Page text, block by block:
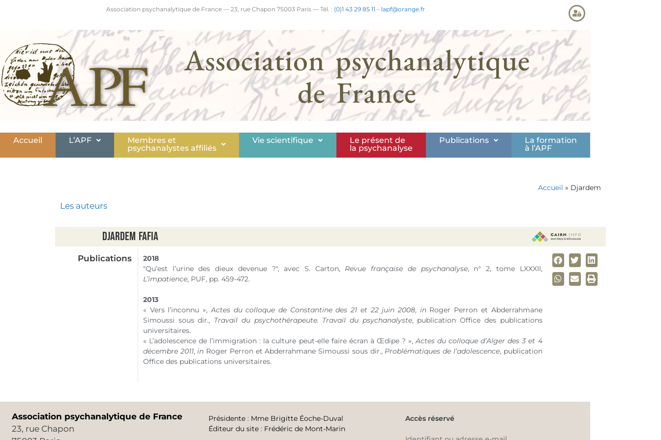
Association psychanalytique de France — 23, rue Chapon 75003 Paris — Tél. : (0)1 43 29 85 11 – lapf@orange.fr
Association psychanalytique
de France
Accueil L’APF
Membres et
psychanalystes affiliés
Vie scientifique
Le présent de
la psychanalyse
Publications
La formation
à l’APF
Accueil » Djardem
Les auteurs
Djardem Fafia
Publications
2018
"Qu’est l’urine des dieux devenue ?", avec S. Carton, Revue française de psychanalyse, n° 2, tome LXXXII,
L’impatience, PUF, pp. 459-472.
2013
« Vers l’inconnu », Actes du colloque de Constantine des 21 et 22 juin 2008, inRoger Perron et Abderrahmane
Simoussi sous dir., Travail du psychothérapeute. Travail du psychanalyste, publication Office des publications
universitaires.
« L’adolescence de l’immigration : la culture peut-elle faire écran à Œdipe ? »,Actes du colloque d’Alger des 3 et 4
décembre 2011, in Roger Perron et Abderrahmane Simoussi sous dir., Problématiques de l’adolescence, publication
Office des publications universitaires.
Association psychanalytique de France
23, rue Chapon
Présidente: Mme Brigitte Éoche-Duval
Éditeur du site: Frédéric de Mont-Marin
Accès réservé